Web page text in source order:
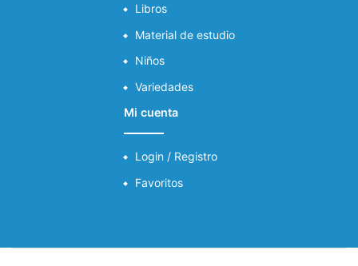
Libros
Material de estudio
Niños
Variedades
Mi cuenta
Login / Registro
Favoritos